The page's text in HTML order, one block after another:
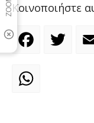
Κοινοποιήστε
Facebook